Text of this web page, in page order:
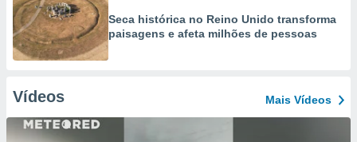
Seca histórica no Reino Unido transforma
paisagens e afeta milhões de pessoas
Vídeos Mais Vídeos